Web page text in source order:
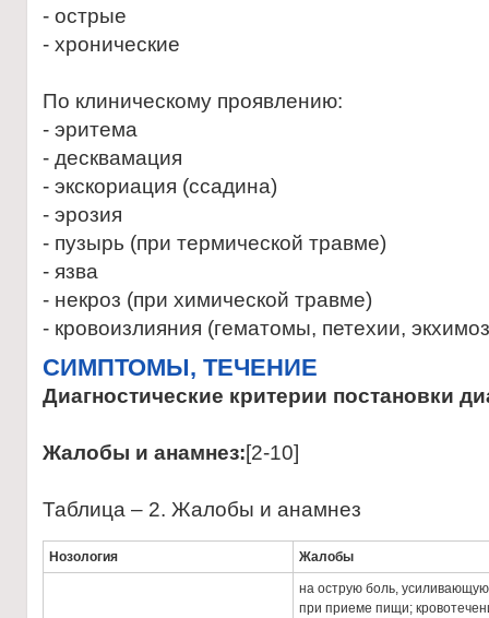
- острые
- хронические
По клиническому проявлению:
- эритема
- десквамация
- экскориация (ссадина)
- эрозия
- пузырь (при термической травме)
- язва
- некроз (при химической травме)
- кровоизлияния (гематомы, петехии,
CИМПТОМЫ, ТЕЧЕНИЕ
Диагностические критерии постановки
Жалобы и анамнез:[2-10]
Таблица – 2. Жалобы и анамнез
Нозология Жалобы
на острую боль,
при приеме пищи;